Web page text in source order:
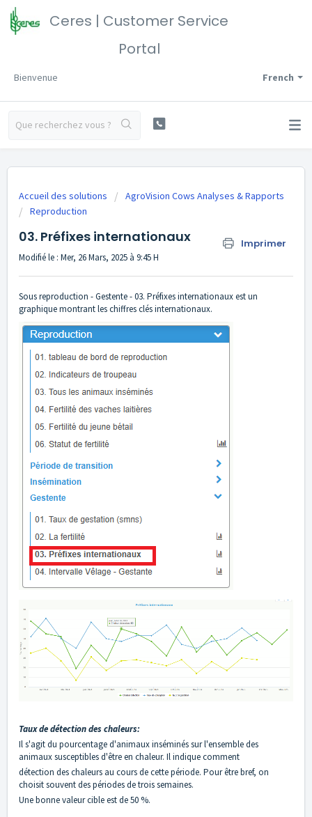
Ceres | Customer Service
Portal
French
Bienvenue
Accueil des solutions
AgroVision Cows Analyses & Rapports
Reproduction
03. Préfixes internationaux Imprimer
Modifié le : Mer, 26 Mars, 2025 à 9:45 H
Sous reproduction - Gestente - 03. Préfixes internationaux est un
graphique montrant les chiffres clés internationaux.
Taux de détection des chaleurs:
Il s'agit du pourcentage d'animaux inséminés sur l'ensemble des
animaux susceptibles d'être en chaleur. Il indique comment
détection des chaleurs au cours de cette période. Pour être bref, on
choisit souvent des périodes de trois semaines.
Une bonne valeur cible est de 50 %.